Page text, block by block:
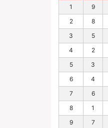
1
9
2
8
3
5
4
2
5
3
6
4
7
6
8
1
9
7